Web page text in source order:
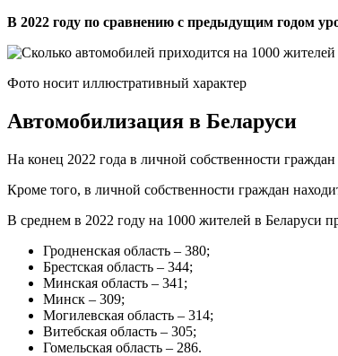
В 2022 году по сравнению с предыдущим годом
Фото носит иллюстративный характер
Автомобилизация в Беларуси
На конец 2022 года в личной собственности граждан
Кроме того, в личной собственности граждан
В среднем в 2022 году на 1000 жителей в Беларуси
Гродненская область – 380;
Брестская область – 344;
Минская область – 341;
Минск – 309;
Могилевская область – 314;
Витебская область – 305;
Гомельская область – 286.